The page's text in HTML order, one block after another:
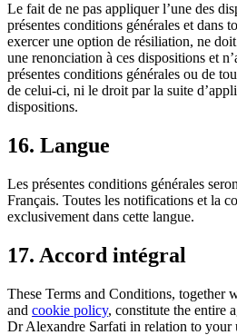
Le fait de ne pas appliquer l’une des
présentes conditions générales et dans
exercer une option de résiliation, ne
une renonciation à ces dispositions et
présentes conditions générales ou de
de celui-ci, ni le droit par la suite
dispositions.
16. Langue
Les présentes conditions générales
Français. Toutes les notifications et la
exclusivement dans cette langue.
17. Accord intégral
These Terms and Conditions, together
and cookie policy, constitute the entire
Dr Alexandre Sarfati in relation to your